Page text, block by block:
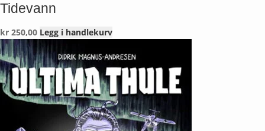
Tidevann
kr 250,00 Legg i handlekurv